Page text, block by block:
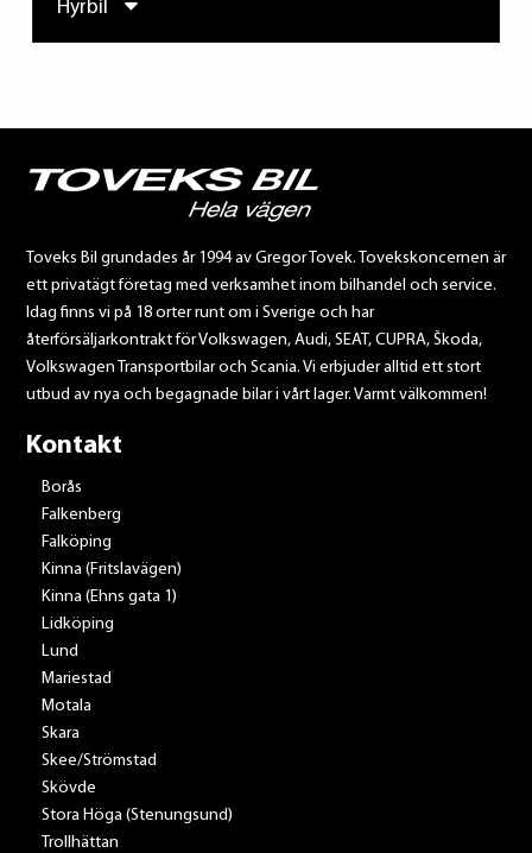
Hyrbil
Toveks Bil grundades år 1994 av Gregor Tovek. Tovekskoncernen är
ett privatägt företag med verksamhet inom bilhandel och service.
Idag finns vi på 18 orter runt om i Sverige och har
återförsäljarkontrakt för Volkswagen, Audi, SEAT, CUPRA, Škoda,
Volkswagen Transportbilar och Scania. Vi erbjuder alltid ett stort
utbud av nya och begagnade bilar i vårt lager. Varmt välkommen!
Kontakt
Borås
Falkenberg
Falköping
Kinna (Fritslavägen)
Kinna (Ehns gata 1)
Lidköping
Lund
Mariestad
Motala
Skara
Skee/Strömstad
Skövde
Stora Höga (Stenungsund)
Trollhättan